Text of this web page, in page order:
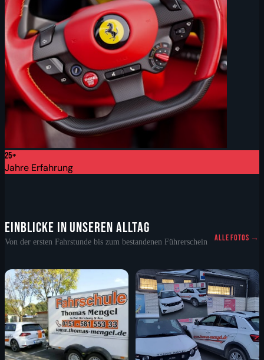
25+
Jahre Erfahrung
EINBLICKE IN UNSEREN ALLTAG
Von der ersten Fahrstunde bis zum bestandenen Führerschein ALLE FOTOS →